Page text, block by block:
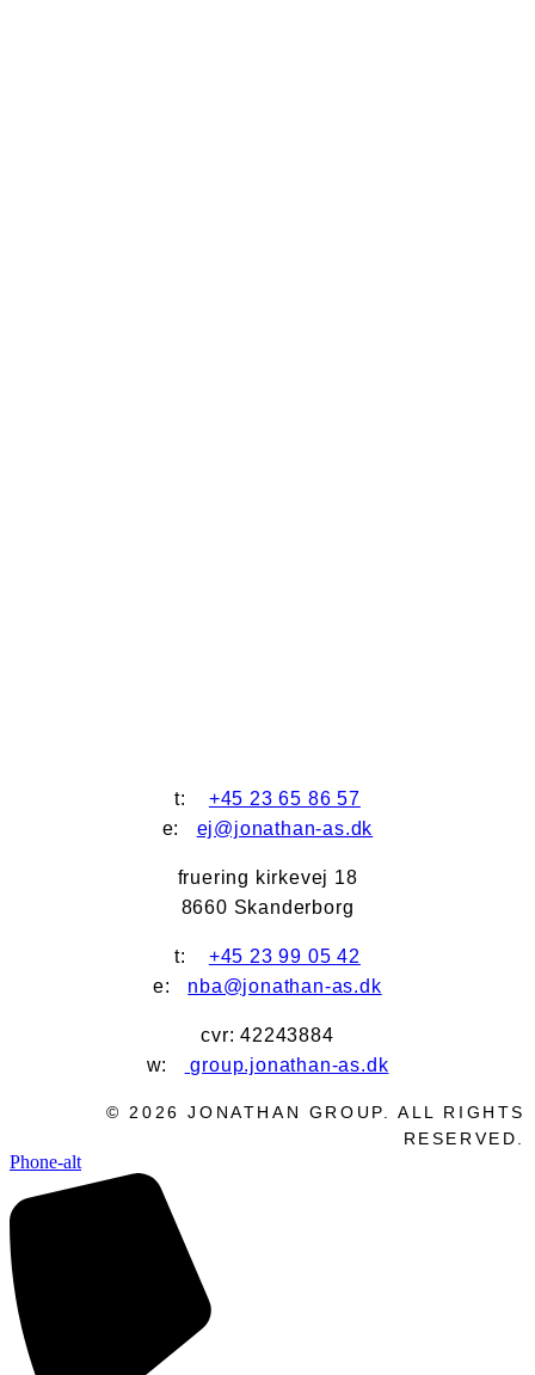
t: +45 23 65 86 57
e: ej@jonathan-as.dk
fruering kirkevej 18
8660 Skanderborg
t: +45 23 99 05 42
e: nba@jonathan-as.dk
cvr: 42243884
w:
group.jonathan-as.dk
© 2026 JONATHAN GROUP. ALL RIGHTS
RESERVED.
Phone-alt